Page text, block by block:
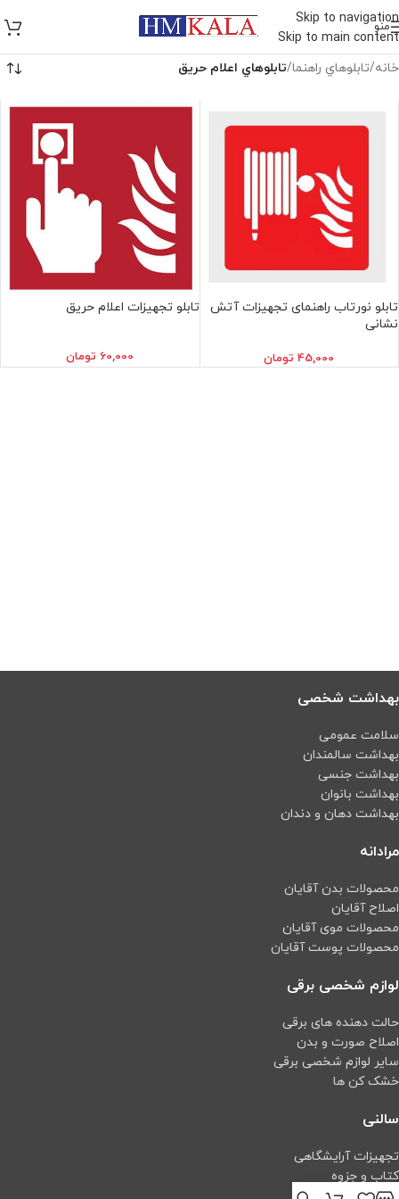
Skip to navigation
Skip to main content
منو
خانه/تابلوهاي راهنما/تابلوهاي اعلام حريق
تابلو نورتاب راهنمای تجهیزات آتش
نشانی
45,000 تومان
تابلو تجهيزات اعلام حريق
60,000 تومان
بهداشت شخصی
سلامت عمومی
بهداشت سالمندان
بهداشت جنسی
بهداشت بانوان
بهداشت دهان و دندان
مرادانه
محصولات بدن آقایان
اصلاح آقایان
محصولات موی آقایان
محصولات پوست آقایان
لوازم شخصی برقی
حالت دهنده های برقی
اصلاح صورت و بدن
سایر لوازم شخصی برقی
خشک کن ها
سالنی
تجهیزات آرایشگاهی
کتاب و جزوه